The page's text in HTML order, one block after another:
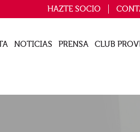
HAZTE SOCIO
NOTICIAS PRENSA CLUB